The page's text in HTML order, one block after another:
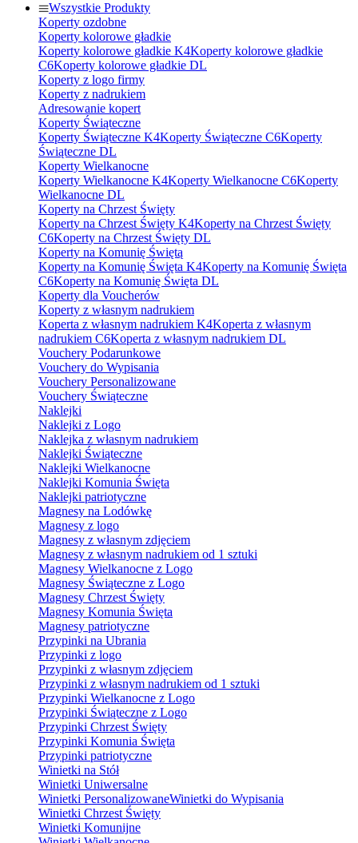
Wszystkie Produkty
Koperty ozdobne
Koperty kolorowe gładkie
Koperty kolorowe gładkie K4Koperty kolorowe gładkie
C6Koperty kolorowe gładkie DL
Koperty z logo firmy
Koperty z nadrukiem
Adresowanie kopert
Koperty Świąteczne
Koperty Świąteczne K4Koperty Świąteczne C6Koperty
Świąteczne DL
Koperty Wielkanocne
Koperty Wielkanocne K4Koperty Wielkanocne C6Koperty
Wielkanocne DL
Koperty na Chrzest Święty
Koperty na Chrzest Święty K4Koperty na Chrzest Święty
C6Koperty na Chrzest Święty DL
Koperty na Komunię Świętą
Koperty na Komunię Święta K4Koperty na Komunię Święta
C6Koperty na Komunię Święta DL
Koperty dla Voucherów
Koperty z własnym nadrukiem
Koperta z własnym nadrukiem K4Koperta z własnym
nadrukiem C6Koperta z własnym nadrukiem DL
Vouchery Podarunkowe
Vouchery do Wypisania
Vouchery Personalizowane
Vouchery Świąteczne
Naklejki
Naklejki z Logo
Naklejka z własnym nadrukiem
Naklejki Świąteczne
Naklejki Wielkanocne
Naklejki Komunia Święta
Naklejki patriotyczne
Magnesy na Lodówkę
Magnesy z logo
Magnesy z własnym zdjęciem
Magnesy z własnym nadrukiem od 1 sztuki
Magnesy Wielkanocne z Logo
Magnesy Świąteczne z Logo
Magnesy Chrzest Święty
Magnesy Komunia Święta
Magnesy patriotyczne
Przypinki na Ubrania
Przypinki z logo
Przypinki z własnym zdjęciem
Przypinki z własnym nadrukiem od 1 sztuki
Przypinki Wielkanocne z Logo
Przypinki Świąteczne z Logo
Przypinki Chrzest Święty
Przypinki Komunia Święta
Przypinki patriotyczne
Winietki na Stół
Winietki Uniwersalne
Winietki PersonalizowaneWinietki do Wypisania
Winietki Chrzest Święty
Winietki Komunijne